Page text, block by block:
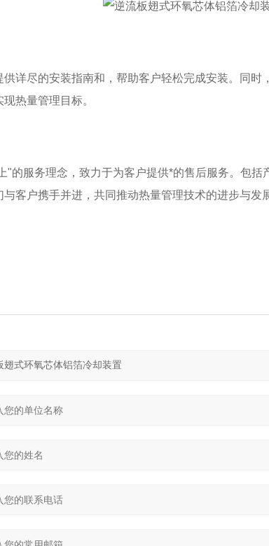
详尽的安装指南和，帮助客户轻松完成安装。同
热量管理目标。
"的服务理念，致力于为客户提供*的售后服务。包
客户携手并进，共同推动热量管理技术的进步与发